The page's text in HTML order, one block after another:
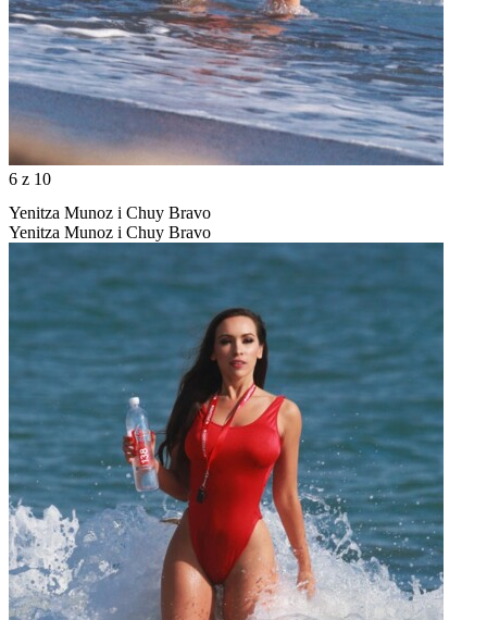
6 z 10
Yenitza Munoz i Chuy Bravo
Yenitza Munoz i Chuy Bravo